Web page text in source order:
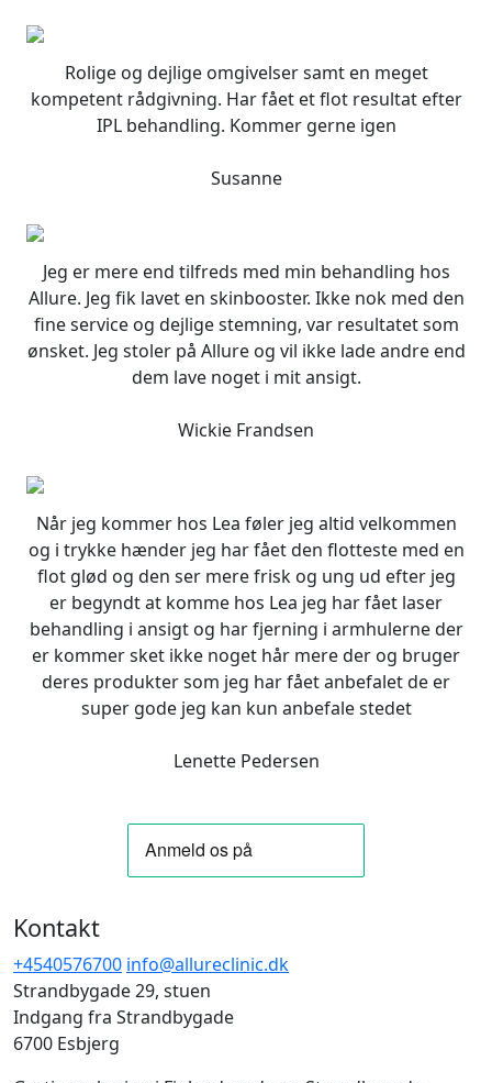
740,00 DKK.592,00 DKK.
Rolige og dejlige omgivelser samt en meget
kompetent rådgivning. Har fået et flot resultat efter
IPL behandling. Kommer gerne igen
Susanne
Jeg er mere end tilfreds med min behandling hos
Allure. Jeg fik lavet en skinbooster. Ikke nok med den
fine service og dejlige stemning, var resultatet som
ønsket. Jeg stoler på Allure og vil ikke lade andre end
dem lave noget i mit ansigt.
Wickie Frandsen
Når jeg kommer hos Lea føler jeg altid velkommen
og i trykke hænder jeg har fået den flotteste med en
flot glød og den ser mere frisk og ung ud efter jeg
er begyndt at komme hos Lea jeg har fået laser
behandling i ansigt og har fjerning i armhulerne der
er kommer sket ikke noget hår mere der og bruger
deres produkter som jeg har fået anbefalet de er
super gode jeg kan kun anbefale stedet
Lenette Pedersen
Kontakt
+4540576700 info@allureclinic.dk
Strandbygade 29, stuen
Indgang fra Strandbygade
6700 Esbjerg